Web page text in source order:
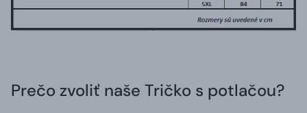
Prečo zvoliť naše Tričko s potlačou?